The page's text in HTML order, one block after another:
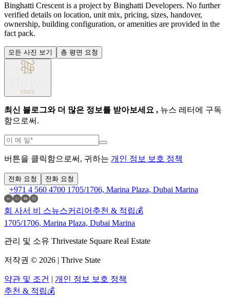
Binghatti Crescent is a project by Binghatti Developers. No further
verified details on location, unit mix, pricing, sizes, handover,
ownership, building configuration, or amenities are provided in the
fact pack.
모든 사진 보기 층 평면 요청
최신 블로그와 더 많은 정보를 받아보세요 , 뉴스 레터에 구독
함으로써.
버튼을 클릭함으로써, 귀하는 개인 정보 보호 정책
전화 요청 전화 요청
+971 4 560 4700 1705/1706, Marina Plaza, Dubai Marina
회 사서 비 스뉴스커리어 추천 & 적립💰
1705/1706, Marina Plaza, Dubai Marina
관리 및 소유 Thrivestate Square Real Estate
저작권 © 2026 | Thrive State
약관 및 조건 | 개인 정보 보호 정책
추천 & 적립💰